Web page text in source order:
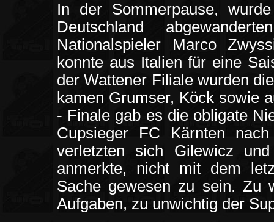
In der Sommerpause,
Deutschland
Nationalspieler Marco
konnte aus Italien für eine
der Wattener Filiale wurden
kamen Grumser, Köck sowie
- Finale gab es die obligate
Cupsieger FC Kärnten
verletzten sich Gilewicz
anmerkte, nicht mit dem
Sache gewesen zu sein. Zu
Aufgaben, zu unwichtig der